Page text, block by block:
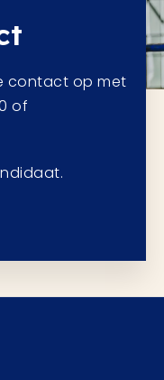
contact op met
of